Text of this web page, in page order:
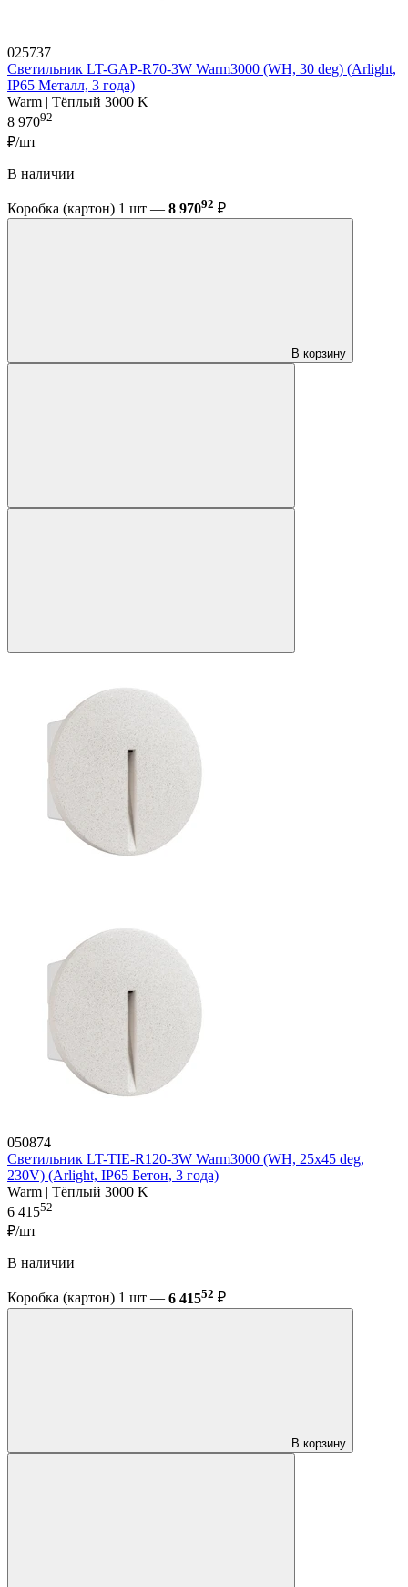
025737
Светильник LT-GAP-R70-3W Warm3000 (WH, 30 deg) (Arlight,
IP65 Металл, 3 года)
Warm | Тёплый 3000 K
8 97092
₽/шт
В наличии
Коробка (картон) 1 шт — 8 97092 ₽
В корзину
050874
Светильник LT-TIE-R120-3W Warm3000 (WH, 25x45 deg,
230V) (Arlight, IP65 Бетон, 3 года)
Warm | Тёплый 3000 K
6 41552
₽/шт
В наличии
Коробка (картон) 1 шт — 6 41552 ₽
В корзину